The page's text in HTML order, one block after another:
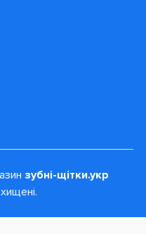
зубні-щітки.укр